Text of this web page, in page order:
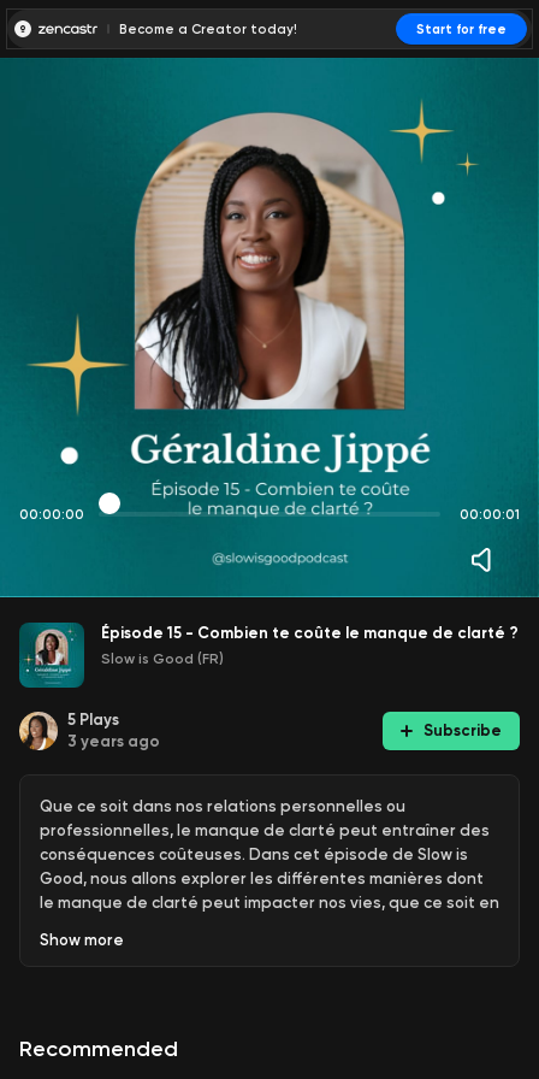
Become a Creator today! Start for free
00:00:00 00:00:01
Épisode 15 - Combien te coûte le manque de clarté ?
Slow is Good (FR)
5 Plays
3 years ago
Subscribe
Que ce soit dans nos relations personnelles ou
professionnelles, le manque de clarté peut entraîner des
conséquences coûteuses. Dans cet épisode de Slow is
Good, nous allons explorer les différentes manières dont
le manque de clarté peut impacter nos vies, que ce soit en
émotionnel. Nous examinerons également les moyens de
Show more
Recommended